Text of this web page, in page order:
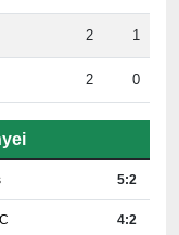
2 1
2 0
5:2
4:2